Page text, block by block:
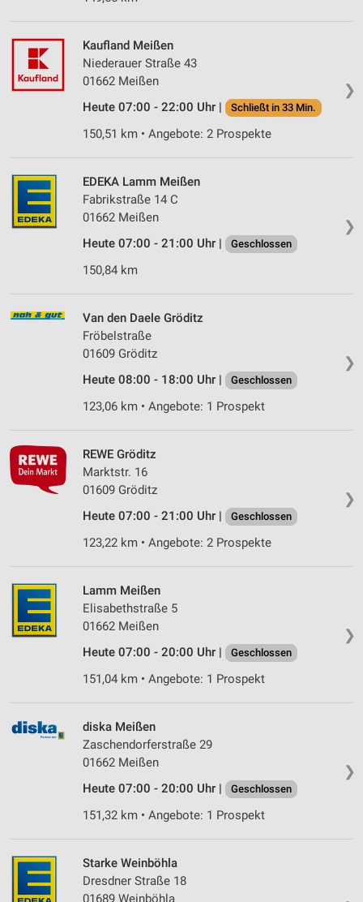
❯
Kaufland Meißen
Niederauer Straße 43
01662 Meißen
Heute 07:00 - 22:00 Uhr |
Schließt in 33 Min.
150,51 km • Angebote: 2 Prospekte
❯
EDEKA Lamm Meißen
Fabrikstraße 14 C
01662 Meißen
Heute 07:00 - 21:00 Uhr |
Geschlossen
150,84 km
❯
Van den Daele Gröditz
Fröbelstraße
01609 Gröditz
Heute 08:00 - 18:00 Uhr |
Geschlossen
123,06 km • Angebote: 1 Prospekt
❯
REWE Gröditz
Marktstr. 16
01609 Gröditz
Heute 07:00 - 21:00 Uhr |
Geschlossen
123,22 km • Angebote: 2 Prospekte
❯
Lamm Meißen
Elisabethstraße 5
01662 Meißen
Heute 07:00 - 20:00 Uhr |
Geschlossen
151,04 km • Angebote: 1 Prospekt
❯
diska Meißen
Zaschendorferstraße 29
01662 Meißen
Heute 07:00 - 20:00 Uhr |
Geschlossen
151,32 km • Angebote: 1 Prospekt
Starke Weinböhla
Dresdner Straße 18
01689 Weinböhla